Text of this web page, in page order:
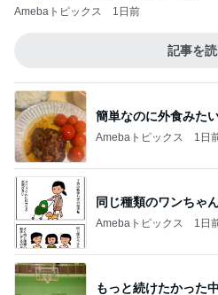
Amebaトピックス 1日前
記事を
簡単なのに外食みた
Amebaトピックス 1日
同じ種類のワンちゃ
Amebaトピックス 1日
もっと続けたかった